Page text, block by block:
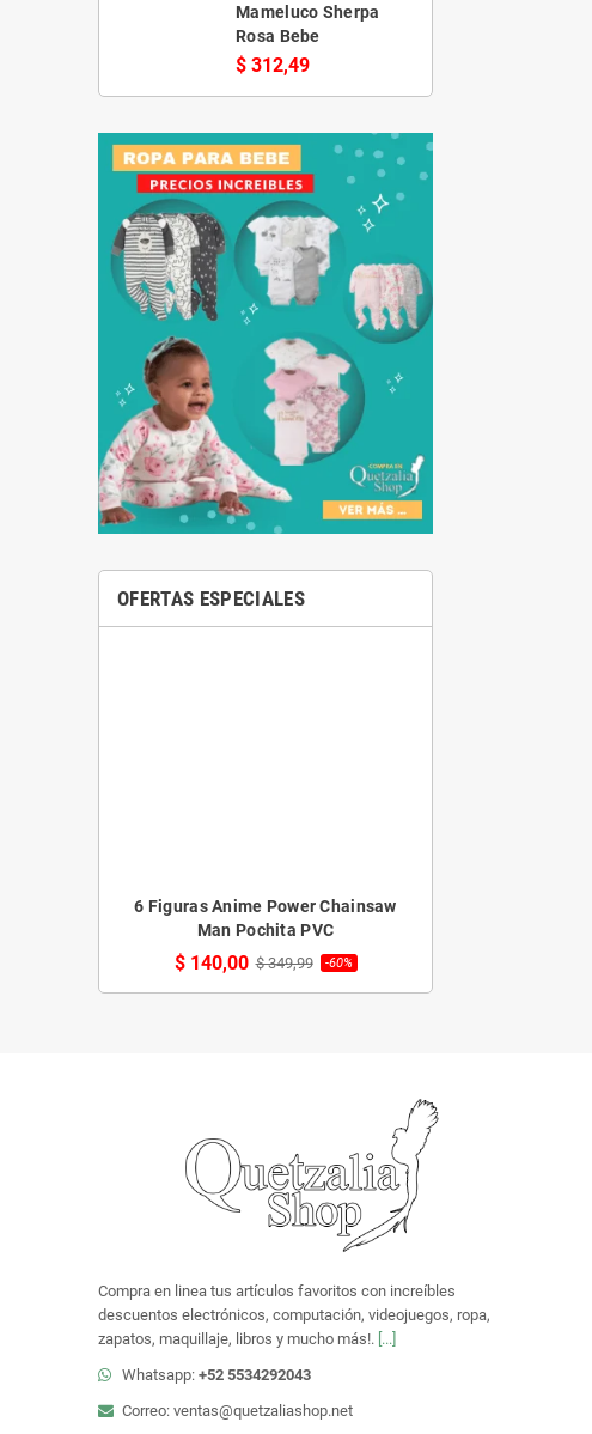
Mameluco Sherpa
Rosa Bebe
$ 312,49
OFERTAS ESPECIALES
6 Figuras Anime Power Chainsaw
Man Pochita PVC
$ 140,00 $ 349,99 -60%
Compra en linea tus artículos favoritos con increíbles
descuentos electrónicos, computación, videojuegos, ropa,
zapatos, maquillaje, libros y mucho más!. [...]
Whatsapp: +52 5534292043
Correo: ventas@quetzaliashop.net